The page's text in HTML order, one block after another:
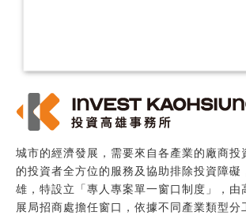
城市的經濟發展，需要來自各產業的廠商投
的投資者全方位的服務及協助排除投資障礙
雄，特設立「專人專案單一窗口制度」，由
展局招商處擔任窗口，依據不同產業類型分